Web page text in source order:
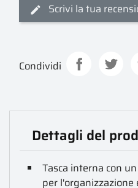
Scrivi la tua
Condividi
Dettagli del
Tasca interna con
per